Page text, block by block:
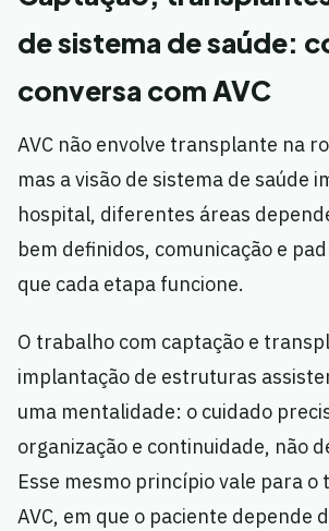
de sistema de saúde:
conversa com AVC
AVC não envolve transplante na
mas a visão de sistema de saúde
hospital, diferentes áreas
bem definidos, comunicação e
que cada etapa funcione.
O trabalho com captação e
implantação de estruturas
uma mentalidade: o cuidado
organização e continuidade, não
Esse mesmo princípio vale para
AVC, em que o paciente depende